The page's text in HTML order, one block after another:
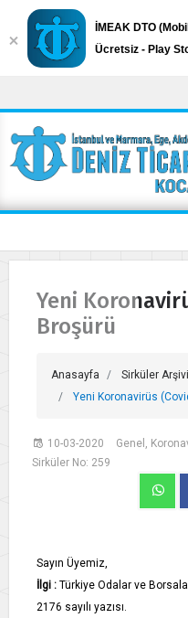
Yeni
Broşürü
Anasayfa
Sirküler Arşivi
Yeni Koronavirüs
10-03-2020 Genel,
Sirküler No: 259
Sayın Üyemiz,
İlgi : Türkiye Odalar ve
2176 sayılı yazısı.
İMEAK DTO
Ücretsiz - Play